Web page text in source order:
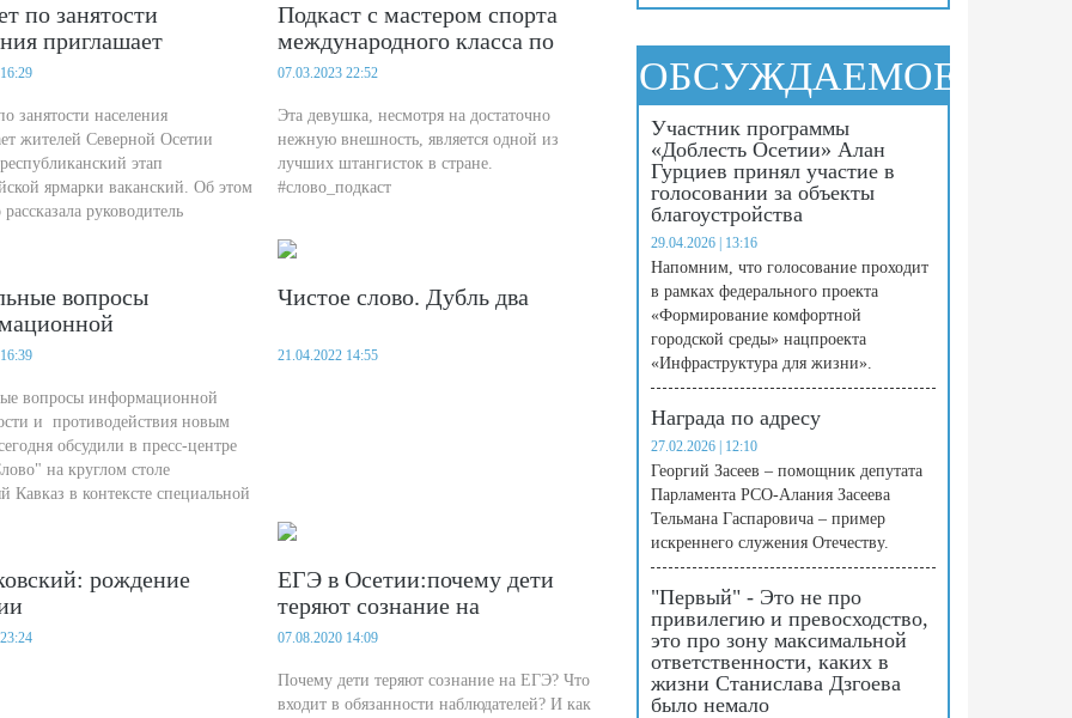
по занятости
приглашает
Северной Осетии
ярмарки
занятости населения
жителей Северной Осетии
этап
ярмарки ваканский. Об этом
руководитель
занятости населения РСО-
Плаева во время встречи с
Подкаст с мастером спорта
международного класса по
тяжелой атлетике Яной
07.03.2023 22:52
Эта девушка, несмотря на достаточно
нежную внешность, является одной из
лучших штангисток в стране.
#слово_подкаст
вопросы
и
вопросы информационной
и противодействия новым
обсудили в пресс-центре
на круглом столе
Кавказ в контексте специальной
угрозы и перспективы".
Чистое слово. Дубль два
21.04.2022 14:55
рождение
ЕГЭ в Осетии:почему дети
теряют сознание на
экзаменах?
07.08.2020 14:09
Почему дети теряют сознание на ЕГЭ? Что
входит в обязанности наблюдателей? И как
ОБСУЖДАЕМОЕ
Участник программы
«Доблесть Осетии» Алан
Гурциев принял участие в
голосовании за объекты
благоустройства
29.04.2026 | 13:16
Напомним, что голосование проходит
в рамках федерального проекта
«Формирование комфортной
городской среды» нацпроекта
«Инфраструктура для жизни».
Награда по адресу
27.02.2026 | 12:10
Георгий Засеев – помощник депутата
Парламента РСО-Алания Засеева
Тельмана Гаспаровича – пример
искреннего служения Отечеству.
"Первый" - Это не про
привилегию и превосходство,
это про зону максимальной
ответственности, каких в
жизни Станислава Дзгоева
было немало